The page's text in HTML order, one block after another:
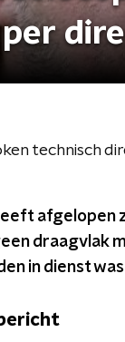
technisch
afgelopen
draagvlak
in dienst